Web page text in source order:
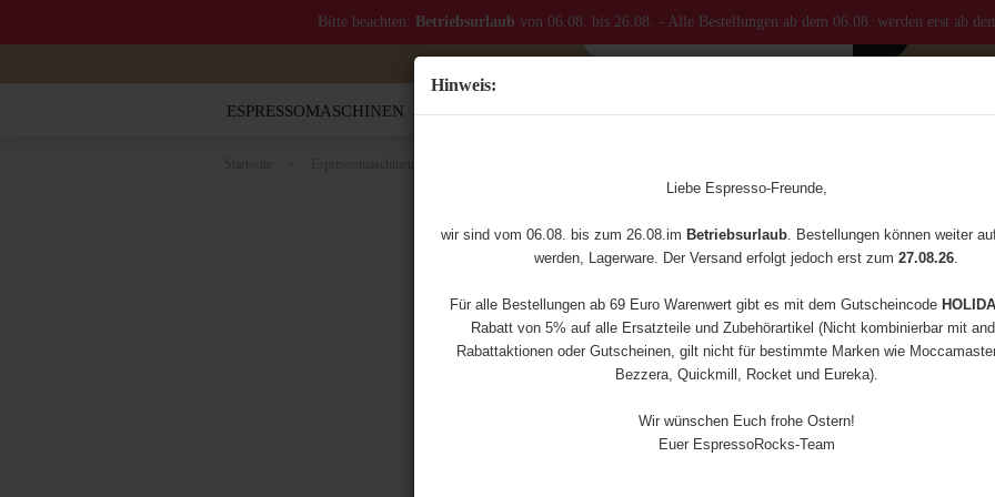
Hinweis:
Liebe Espresso-Freunde,
wir sind vom 06.08. bis zum 26.08.im Betriebsurlaub. Bestellungen können weiter
werden, Lagerware. Der Versand erfolgt jedoch erst zum 27.08.26.
Für alle Bestellungen ab 69 Euro Warenwert gibt es mit dem Gutscheincode
Rabatt von 5% auf alle Ersatzteile und Zubehörartikel (Nicht kombinierbar mit
Rabattaktionen oder Gutscheinen, gilt nicht für bestimmte Marken wie
Bezzera, Quickmill, Rocket und Eureka).
Wir wünschen Euch frohe Ostern!
Euer EspressoRocks-Team
Bitte beachten: Betriebsurlaub von 06.08. bis 26.08. - Alle Bestellungen ab dem 06.08. werden erst ab
ESPRESSOMASCHINEN MOCCAMASTER KAFFEEMÜHLEN ZUBEHÖR ERSATZTEILE
»